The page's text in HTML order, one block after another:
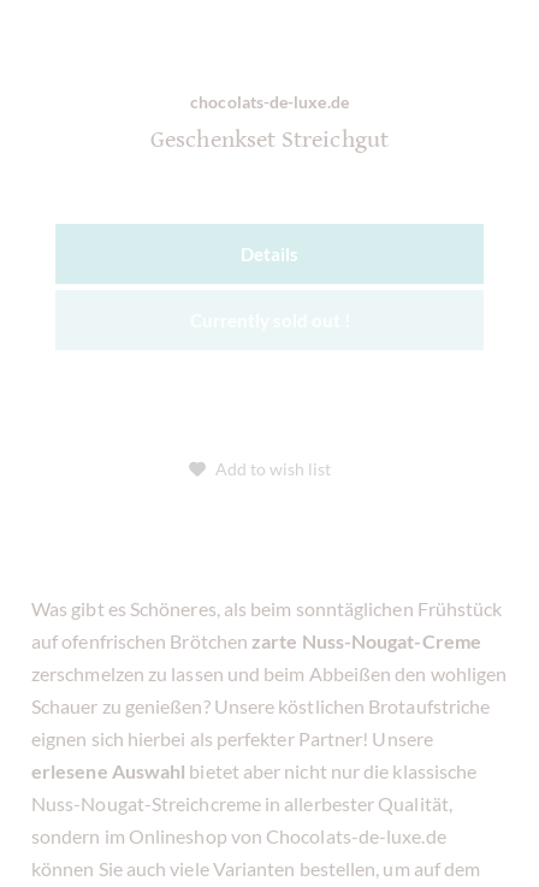
chocolats-de-luxe.de
Geschenkset Streichgut
Details
Add to wish list
Was gibt es Schöneres, als beim sonntäglichen Frühstück
auf ofenfrischen Brötchen zarte Nuss-Nougat-Creme
zerschmelzen zu lassen und beim Abbeißen den wohligen
Schauer zu genießen? Unsere köstlichen Brotaufstriche
eignen sich hierbei als perfekter Partner! Unsere
erlesene Auswahl bietet aber nicht nur die klassische
Nuss-Nougat-Streichcreme in allerbester Qualität,
sondern im Onlineshop von Chocolats-de-luxe.de
können Sie auch viele Varianten bestellen, um auf dem